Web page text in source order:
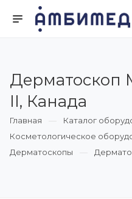
Дерматоскоп
II, Канада
Главная
Каталог
Косметологическое
Дерматоскопы